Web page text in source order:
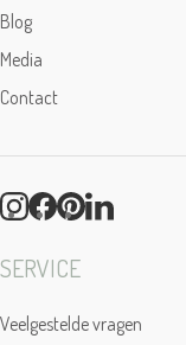
Blog
Media
Contact
SERVICE
Veelgestelde vragen